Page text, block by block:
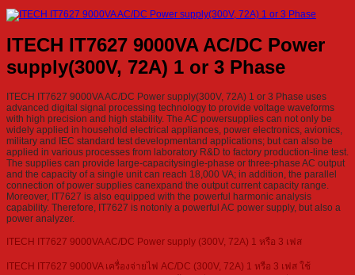
ITECH IT7627 9000VA AC/DC Power
supply(300V, 72A) 1 or 3 Phase
ITECH IT7627 9000VA AC/DC Power supply(300V, 72A) 1 or 3 Phase uses
advanced digital signal processing technology to provide voltage waveforms
with high precision and high stability. The AC powersupplies can not only be
widely applied in household electrical appliances, power electronics, avionics,
military and IEC standard test developmentand applications; but can also be
applied in various processes from laboratory R&D to factory production-line test.
The supplies can provide large-capacitysingle-phase or three-phase AC output
and the capacity of a single unit can reach 18,000 VA; in addition, the parallel
connection of power supplies canexpand the output current capacity range.
Moreover, IT7627 is also equipped with the powerful harmonic analysis
capability. Therefore, IT7627 is notonly a powerful AC power supply, but also a
power analyzer.
ITECH IT7627 9000VA AC/DC Power supply (300V, 72A) 1 หรือ 3 เฟส
ITECH IT7627 9000VA เครื่องจ่ายไฟ AC/DC (300V, 72A) 1 หรือ 3 เฟส ใช้